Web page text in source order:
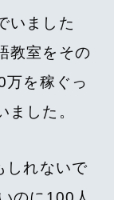
いました
教室をその
万を稼ぐっ
した。
しれないで